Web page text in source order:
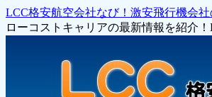
LCC格安航空会社なび！激安飛行機会
ローコストキャリアの最新情報を紹介